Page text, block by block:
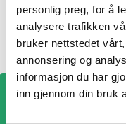
personlig preg, for å
analysere trafikken
bruker nettstedet
annonsering og
informasjon du har
inn gjennom din bruk